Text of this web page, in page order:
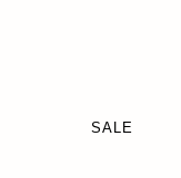
SALE